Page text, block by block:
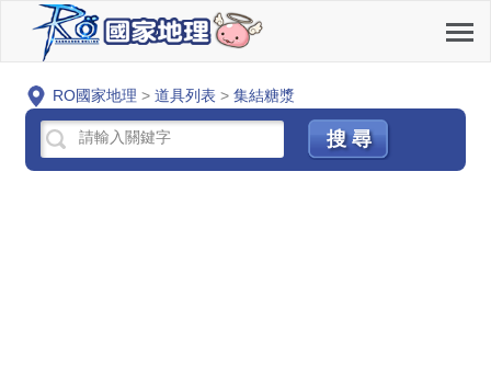
RO國家地理 > 道具列表 > 集結糖漿